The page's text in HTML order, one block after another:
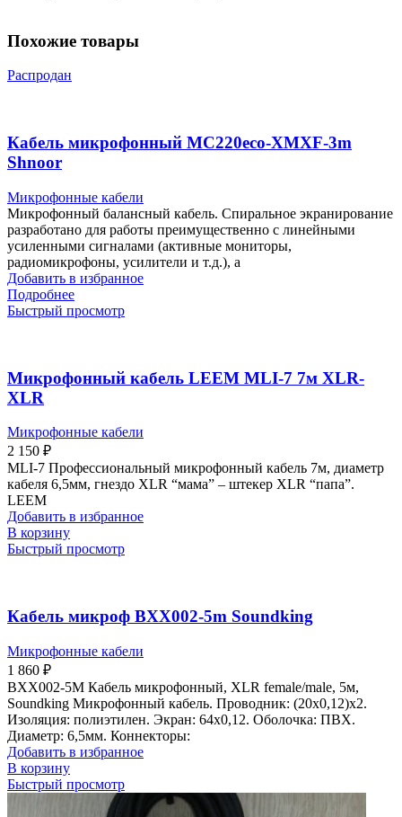
Похожие товары
Распродан
Кабель микрофонный MC220eco-XMXF-3m
Shnoor
Микрофонные кабели
Микрофонный балансный кабель. Спиральное экранирование
разработано для работы преимущественно с линейными
усиленными сигналами (активные мониторы,
радиомикрофоны, усилители и т.д.), а
Добавить в избранное
Подробнее
Быстрый просмотр
Микрофонный кабель LEEM MLI-7 7м XLR-
XLR
Микрофонные кабели
2 150 ₽
MLI-7 Профессиональный микрофонный кабель 7м, диаметр
кабеля 6,5мм, гнездо XLR “мама” – штекер XLR “папа”.
LEEM
Добавить в избранное
В корзину
Быстрый просмотр
Кабель микроф BXX002-5m Soundking
Микрофонные кабели
1 860 ₽
BXX002-5M Кабель микрофонный, XLR female/male, 5м,
Soundking Микрофонный кабель. Проводник: (20х0,12)х2.
Изоляция: полиэтилен. Экран: 64х0,12. Оболочка: ПВХ.
Диаметр: 6,5мм. Коннекторы:
Добавить в избранное
В корзину
Быстрый просмотр